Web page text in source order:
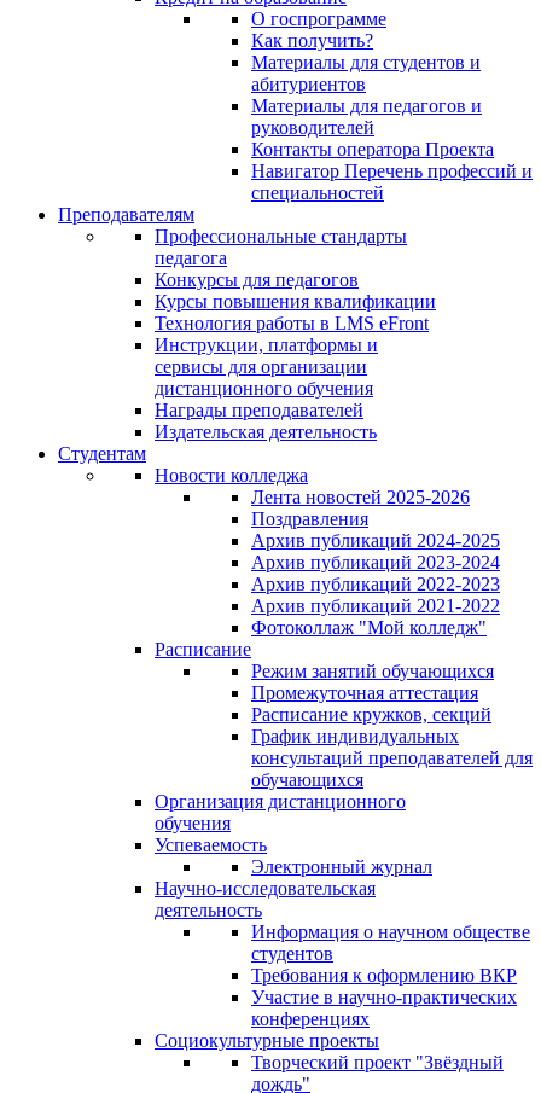
О госпрограмме
Как получить?
Материалы для студентов и
абитуриентов
Материалы для педагогов и
руководителей
Контакты оператора Проекта
Навигатор Перечень профессий и
специальностей
Преподавателям
Профессиональные стандарты
педагога
Конкурсы для педагогов
Курсы повышения квалификации
Технология работы в LMS eFront
Инструкции, платформы и
сервисы для организации
дистанционного обучения
Награды преподавателей
Издательская деятельность
Студентам
Новости колледжа
Лента новостей 2025-2026
Поздравления
Архив публикаций 2024-2025
Архив публикаций 2023-2024
Архив публикаций 2022-2023
Архив публикаций 2021-2022
Фотоколлаж "Мой колледж"
Расписание
Режим занятий обучающихся
Промежуточная аттестация
Расписание кружков, секций
График индивидуальных
консультаций преподавателей для
обучающихся
Организация дистанционного
обучения
Успеваемость
Электронный журнал
Научно-исследовательская
деятельность
Информация о научном обществе
студентов
Требования к оформлению ВКР
Участие в научно-практических
конференциях
Социокультурные проекты
Творческий проект "Звёздный
дождь"